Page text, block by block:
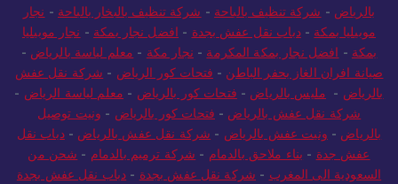
بالرياض - شركة تنظيف بالباحة - شركة تنظيف بالبخار بالباحة - نجار
موبيليا بمكة -دباب نقل عفش بجدة - افضل نجار بمكة - نجار موبيليا
بمكة - افضل نجار بمكة المكرمة - نجار مكة - معلم لياسة بالرياض -
صيانة افران الغاز بحفر الباطن - فتحات كور الرياض - شركة نقل عفش
بالرياض - مليس بالرياض - فتحات كور بالرياض - معلم لياسة الرياض -
شركة نقل عفش بالرياض - فتحات كور بالرياض - ونيت توصيل
بالرياض - ونيت عفش بالرياض - شركة نقل عفش بالرياض -دباب نقل
عفش جدة - بناء ملاحق بالدمام - شركة ترميم بالدمام - شحن من
السعودية الى المغرب - شركة نقل عفش بجدة - دباب نقل عفش بجدة